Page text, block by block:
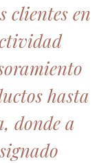
clientes en
hasta
donde a